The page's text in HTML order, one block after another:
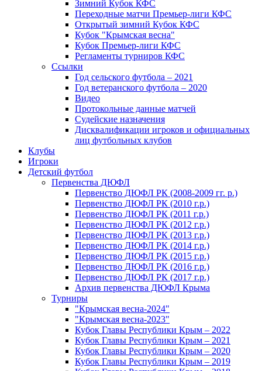
Зимний Кубок КФС
Переходные матчи Премьер-лиги КФС
Открытый зимний Кубок КФС
Кубок "Крымская весна"
Кубок Премьер-лиги КФС
Регламенты турниров КФС
Ссылки
Год сельского футбола – 2021
Год ветеранского футбола – 2020
Видео
Протокольные данные матчей
Судейские назначения
Дисквалификации игроков и официальных
лиц футбольных клубов
Клубы
Игроки
Детский футбол
Первенства ДЮФЛ
Первенство ДЮФЛ РК (2008-2009 гг. р.)
Первенство ДЮФЛ РК (2010 г.р.)
Первенство ДЮФЛ РК (2011 г.р.)
Первенство ДЮФЛ РК (2012 г.р.)
Первенство ДЮФЛ РК (2013 г.р.)
Первенство ДЮФЛ РК (2014 г.р.)
Первенство ДЮФЛ РК (2015 г.р.)
Первенство ДЮФЛ РК (2016 г.р.)
Первенство ДЮФЛ РК (2017 г.р.)
Архив первенства ДЮФЛ Крыма
Турниры
"Крымская весна-2024"
"Крымская весна-2023"
Кубок Главы Республики Крым – 2022
Кубок Главы Республики Крым – 2021
Кубок Главы Республики Крым – 2020
Кубок Главы Республики Крым – 2019